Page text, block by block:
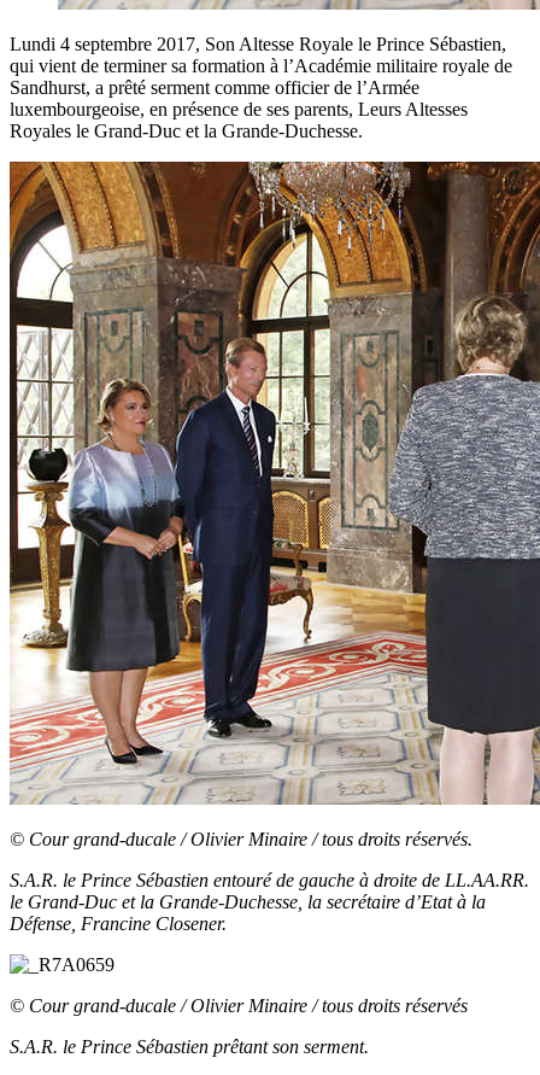
Lundi 4 septembre 2017, Son Altesse Royale le Prince Sébastien,
qui vient de terminer sa formation à l’Académie militaire royale de
Sandhurst, a prêté serment comme officier de l’Armée
luxembourgeoise, en présence de ses parents, Leurs Altesses
Royales le Grand-Duc et la Grande-Duchesse.
© Cour grand-ducale / Olivier Minaire / tous droits réservés.
S.A.R. le Prince Sébastien entouré de gauche à droite de LL.AA.RR.
le Grand-Duc et la Grande-Duchesse, la secrétaire d’Etat à la
Défense, Francine Closener.
© Cour grand-ducale / Olivier Minaire / tous droits réservés
S.A.R. le Prince Sébastien prêtant son serment.